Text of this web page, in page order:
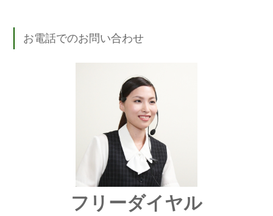
お電話でのお問い合わせ
フリーダイヤル